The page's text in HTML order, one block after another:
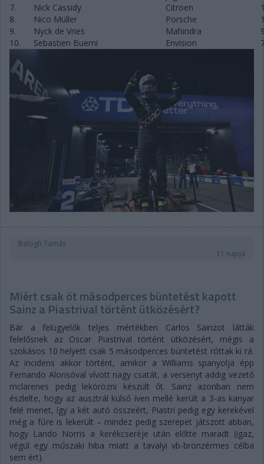
7.
Nick Cassidy Citroen
8.
Nico Müller Porsche
9.
Nyck de Vries Mahindra
10.
Sebastien Buemi Envision
Balogh Tamás
11 napja
Miért csak öt másodperces büntetést kapott
Sainz a Piastrival történt ütközésért?
Bár a felügyelők teljes mértékben Carlos Sainzot látták
felelősnek az Oscar Piastrival történt ütközésért, mégis a
szokásos 10 helyett csak 5 másodperces büntetést róttak ki rá.
Az incidens akkor történt, amikor a Williams spanyolja épp
Fernando Alonsóval vívott nagy csatát, a versenyt addig vezető
mclarenes pedig lekörözni készült őt. Sainz azonban nem
észlelte, hogy az ausztrál külső íven mellé került a 3-as kanyar
felé menet, így a két autó összeért, Piastri pedig egy kerekével
még a fűre is lekerült – mindez pedig szerepet játszott abban,
hogy Lando Norris a kerékcseréje után előtte maradt (igaz,
végül egy műszaki hiba miatt a tavalyi vb-bronzérmes célba
sem ért).